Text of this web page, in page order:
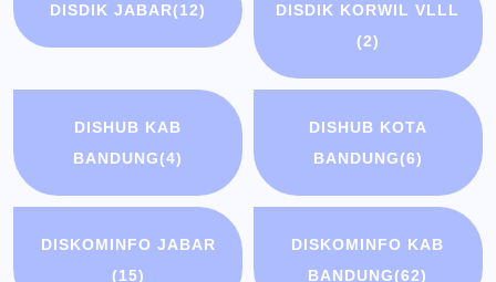
DISDIK JABAR(12)
DISDIK KORWIL VLLL
(2)
DISHUB KAB
BANDUNG(4)
DISHUB KOTA
BANDUNG(6)
DISKOMINFO JABAR
(15)
DISKOMINFO KAB
BANDUNG(62)